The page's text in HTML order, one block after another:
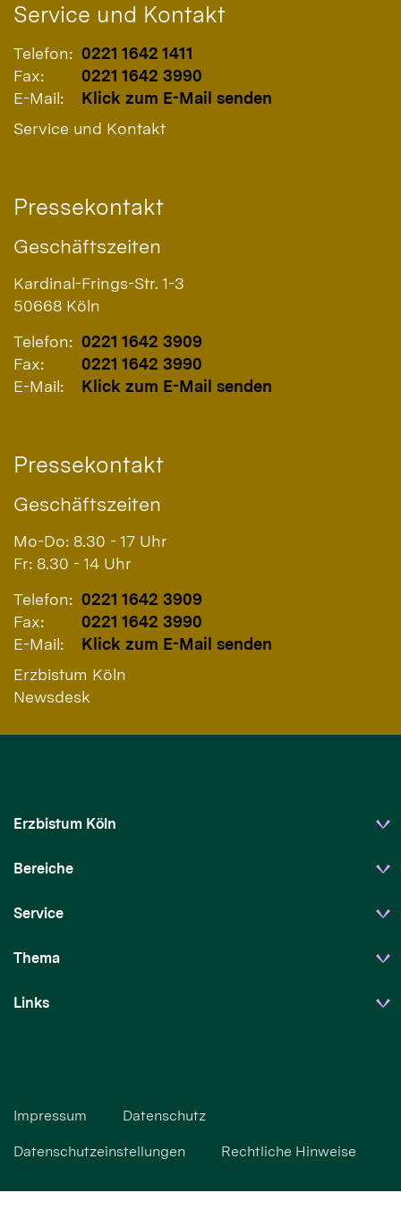
Service und Kontakt
Telefon: 0221 1642 1411
Fax:
0221 1642 3990
E-Mail:
Klick zum E-Mail senden
Service und Kontakt
Pressekontakt
Geschäftszeiten
Kardinal-Frings-Str. 1-3
50668 Köln
Telefon: 0221 1642 3909
Fax:
0221 1642 3990
E-Mail:
Klick zum E-Mail senden
Pressekontakt
Geschäftszeiten
Mo-Do: 8.30 - 17 Uhr
Fr: 8.30 - 14 Uhr
Telefon: 0221 1642 3909
Fax:
0221 1642 3990
E-Mail:
Klick zum E-Mail senden
Erzbistum Köln
Newsdesk
Erzbistum Köln
Bereiche
Service
Thema
Links
Impressum Datenschutz
Datenschutzeinstellungen Rechtliche Hinweise